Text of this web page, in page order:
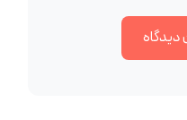
دیدگاه